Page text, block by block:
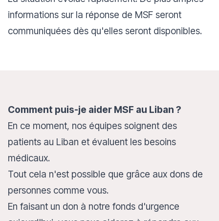
informations sur la réponse de MSF seront
communiquées dès qu'elles seront disponibles.
Comment puis-je aider MSF au Liban ?
En ce moment, nos équipes soignent des
patients au Liban et évaluent les besoins
médicaux.
Tout cela n'est possible que grâce aux dons de
personnes comme vous.
En faisant un don à notre fonds d'urgence